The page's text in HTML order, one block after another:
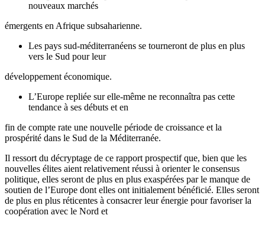
nouveaux marchés
émergents en Afrique subsaharienne.
Les pays sud-méditerranéens se tourneront de plus en plus
vers le Sud pour leur
développement économique.
L’Europe repliée sur elle-même ne reconnaîtra pas cette
tendance à ses débuts et en
fin de compte rate une nouvelle période de croissance et la
prospérité dans le Sud de la Méditerranée.
Il ressort du décryptage de ce rapport prospectif que, bien que les
nouvelles élites aient relativement réussi à orienter le consensus
politique, elles seront de plus en plus exaspérées par le manque de
soutien de l’Europe dont elles ont initialement bénéficié. Elles seront
de plus en plus réticentes à consacrer leur énergie pour favoriser la
coopération avec le Nord et